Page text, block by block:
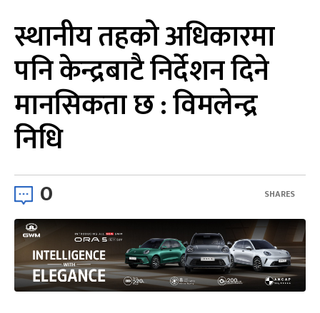
स्थानीय तहको अधिकारमा
पनि केन्द्रबाटै निर्देशन दिने
मानसिकता छ : विमलेन्द्र
निधि
0 SHARES